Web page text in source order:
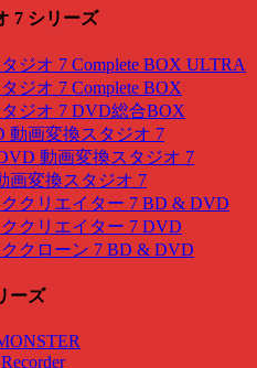
7 シリーズ
ジオ 7 Complete BOX ULTRA
ジオ 7 Complete BOX
ジオ 7 DVD総合BOX
動画変換スタジオ 7
動画変換スタジオ 7
画変換スタジオ 7
クリエイター 7 BD & DVD
クリエイター 7 DVD
クローン 7 BD & DVD
ーズ